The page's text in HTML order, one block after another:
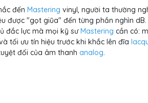
đến Mastering vinyl, người ta thường
được "gọt giũa" đến từng phần nghìn
đắc lực mà mọi kỹ sưMastering cần có:
tối ưu tín hiệu trước khi khắc lên đĩa
đối của âm thanh analog.